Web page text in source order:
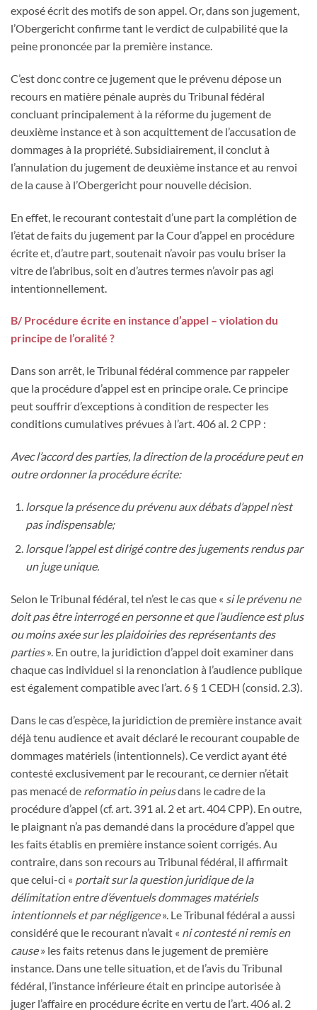
exposé écrit des motifs de son appel. Or, dans son jugement,
l’Obergericht confirme tant le verdict de culpabilité que la
peine prononcée par la première instance.
C’est donc contre ce jugement que le prévenu dépose un
recours en matière pénale auprès du Tribunal fédéral
concluant principalement à la réforme du jugement de
deuxième instance et à son acquittement de l’accusation de
dommages à la propriété. Subsidiairement, il conclut à
l’annulation du jugement de deuxième instance et au renvoi
de la cause à l’Obergericht pour nouvelle décision.
En effet, le recourant contestait d’une part la complétion de
l’état de faits du jugement par la Cour d’appel en procédure
écrite et, d’autre part, soutenait n’avoir pas voulu briser la
vitre de l’abribus, soit en d’autres termes n’avoir pas agi
intentionnellement.
B/ Procédure écrite en instance d’appel – violation du
principe de l’oralité ?
Dans son arrêt, le Tribunal fédéral commence par rappeler
que la procédure d’appel est en principe orale. Ce principe
peut souffrir d’exceptions à condition de respecter les
conditions cumulatives prévues à l’art. 406 al. 2 CPP :
Avec l’accord des parties, la direction de la procédure peut en
outre ordonner la procédure écrite:
lorsque la présence du prévenu aux débats d’appel n’est
pas indispensable;
lorsque l’appel est dirigé contre des jugements rendus par
un juge unique.
Selon le Tribunal fédéral, tel n’est le cas que « si le prévenu ne
doit pas être interrogé en personne et que l’audience est plus
ou moins axée sur les plaidoiries des représentants des
parties». En outre, la juridiction d’appel doit examiner dans
chaque cas individuel si la renonciation à l’audience publique
est également compatible avec l’art. 6 § 1 CEDH (consid. 2.3).
Dans le cas d’espèce, la juridiction de première instance avait
déjà tenu audience et avait déclaré le recourant coupable de
dommages matériels (intentionnels). Ce verdict ayant été
contesté exclusivement par le recourant, ce dernier n’était
pas menacé de reformatio in peiusdans le cadre de la
procédure d’appel (cf. art. 391 al. 2 et art. 404 CPP). En outre,
le plaignant n’a pas demandé dans la procédure d’appel que
les faits établis en première instance soient corrigés. Au
contraire, dans son recours au Tribunal fédéral, il affirmait
que celui-ci « portait sur la question juridique de la
délimitation entre d’éventuels dommages matériels
intentionnels et par négligence». Le Tribunal fédéral a aussi
considéré que le recourant n’avait « ni contesté ni remis en
cause» les faits retenus dans le jugement de première
instance. Dans une telle situation, et de l’avis du Tribunal
fédéral, l’instance inférieure était en principe autorisée à
juger l’affaire en procédure écrite en vertu de l’art. 406 al. 2